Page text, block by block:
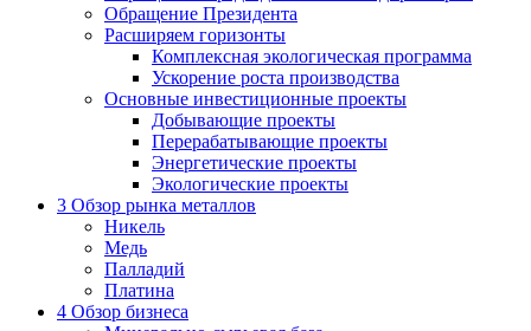
Обращение Президента
Расширяем горизонты
Комплексная экологическая программа
Ускорение роста производства
Основные инвестиционные проекты
Добывающие проекты
Перерабатывающие проекты
Энергетические проекты
Экологические проекты
3 Обзор рынка металлов
Никель
Медь
Палладий
Платина
4 Обзор бизнеса